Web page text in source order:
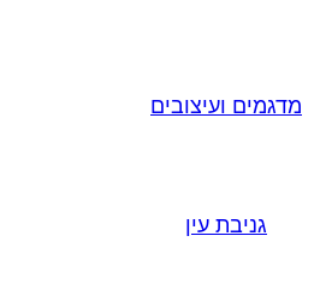
מדגמים ועיצובים
גניבת עין